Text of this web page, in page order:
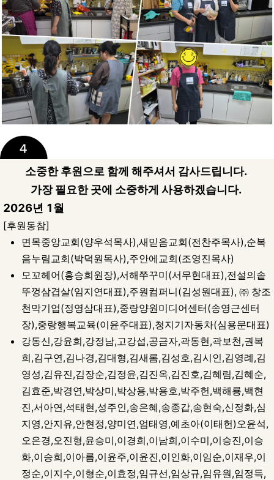
소중한 후원으로 함께 해주셔서 감사드립니다.
가장 필요한 곳에 소중하게 사용하겠습니다.
2026년 1월
[후원동참]
면목중앙교회(양우석목사),새믿음교회(전찬주목사),순복
음누림교회(박덕원목사),주안에교회(조영진목사)
모꼬헤어(홍승희원장),서해쭈꾸미(서무현대표),전설의솥
뚜껑삼겹살(임지연대표),주원컴퍼니(김성원대표),㈜창조
천막기업(정영삼대표),중랑양원미디어센터(송영근센터
장),중랑행복교육(이윤주대표),청지기자동차(심용문대표)
강동신,강윤희,강정남,고강섭,공금자,곽동현,곽보천,권복
희,김구연,김나경,김대형,김새롬,김성호,김시인,김영례,김
영성,김유진,김장순,김정윤,김진옥,김진호,김혜림,김혜순,
김효준,박경연,박상미,박상용,박용호,박주헌,백해룡,백현
진,서아연,석태현,성주인,송은혜,송종갑,송현숙,신정화,심
지영,안지유,안현정,양미연,엄태영,예초아(이태헌)오윤석,
오은경,오진형,윤승미,이경희,이남희,이수미,이승진,이승
화,이승희,이아름,이윤주,이윤진,이인화,이임순,이재우,이
정순,이지수,이형순,이효정,임규선,임상규,임유원,임정득,